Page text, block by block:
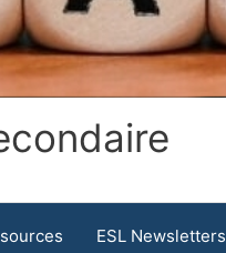
ESL Newsletters